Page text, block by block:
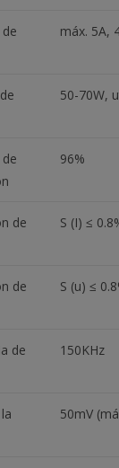
máx. 5A,
50-70W,
96%
de
S (I) ≤
de
S (u) ≤
de
150KHz
50mV